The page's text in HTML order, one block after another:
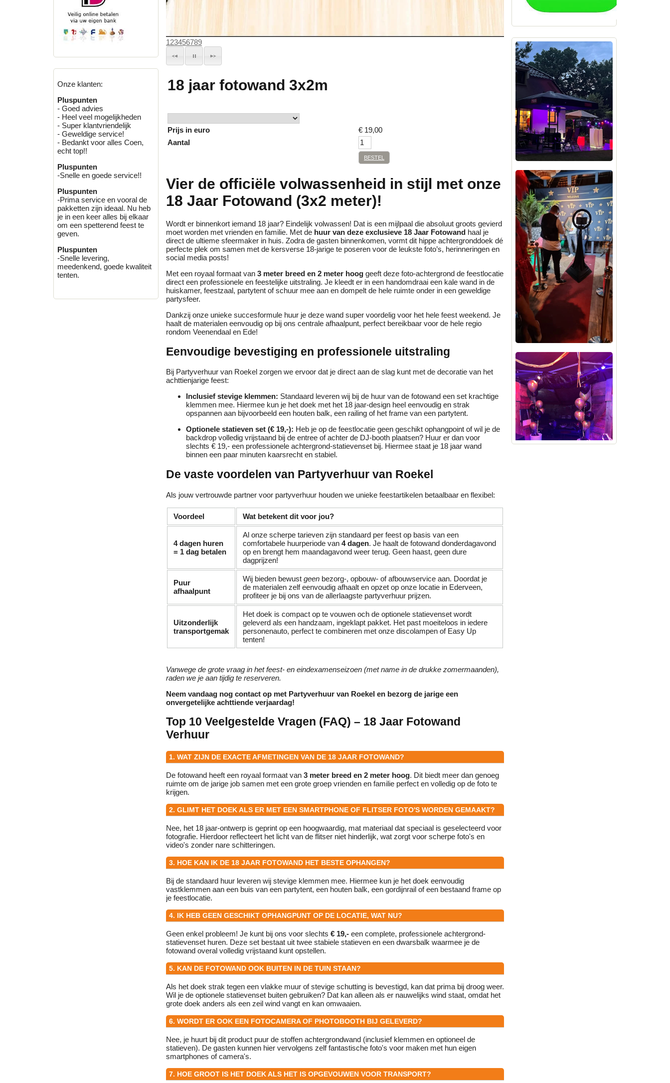
Onze klanten:
Pluspunten
- Goed advies
- Heel veel mogelijkheden
- Super klantvriendelijk
- Geweldige service!
- Bedankt voor alles Coen,
echt top!!
Pluspunten
-Snelle en goede service!!
Pluspunten
-Prima service en vooral de
pakketten zijn ideaal. Nu heb
je in een keer alles bij elkaar
om een spetterend feest te
geven.
Pluspunten
-Snelle levering,
meedenkend, goede kwaliteit
tenten.
123456789
18 jaar fotowand 3x2m
Prijs in euro € 19,00
Aantal
BESTEL
Vier de officiële volwassenheid in stijl met onze
18 Jaar Fotowand (3x2 meter)!
Wordt er binnenkort iemand 18 jaar? Eindelijk volwassen! Dat is een mijlpaal die absoluut groots gevierd
moet worden met vrienden en familie. Met de huur van deze exclusieve 18 Jaar Fotowand haal je
direct de ultieme sfeermaker in huis. Zodra de gasten binnenkomen, vormt dit hippe achtergronddoek dé
perfecte plek om samen met de kersverse 18-jarige te poseren voor de leukste foto’s, herinneringen en
social media posts!
Met een royaal formaat van 3 meter breed en 2 meter hoog geeft deze foto-achtergrond de feestlocatie
direct een professionele en feestelijke uitstraling. Je kleedt er in een handomdraai een kale wand in de
huiskamer, feestzaal, partytent of schuur mee aan en dompelt de hele ruimte onder in een geweldige
partysfeer.
Dankzij onze unieke succesformule huur je deze wand super voordelig voor het hele feest weekend. Je
haalt de materialen eenvoudig op bij ons centrale afhaalpunt, perfect bereikbaar voor de hele regio
rondom Veenendaal en Ede!
Eenvoudige bevestiging en professionele uitstraling
Bij Partyverhuur van Roekel zorgen we ervoor dat je direct aan de slag kunt met de decoratie van het
achttienjarige feest:
Inclusief stevige klemmen: Standaard leveren wij bij de huur van de fotowand een set krachtige
klemmen mee. Hiermee kun je het doek met het 18 jaar-design heel eenvoudig en strak
opspannen aan bijvoorbeeld een houten balk, een railing of het frame van een partytent.
Optionele statieven set (€ 19,-): Heb je op de feestlocatie geen geschikt ophangpoint of wil je de
backdrop volledig vrijstaand bij de entree of achter de DJ-booth plaatsen? Huur er dan voor
slechts € 19,- een professionele achtergrond-statievenset bij. Hiermee staat je 18 jaar wand
binnen een paar minuten kaarsrecht en stabiel.
De vaste voordelen van Partyverhuur van Roekel
Als jouw vertrouwde partner voor partyverhuur houden we unieke feestartikelen betaalbaar en flexibel:
Voordeel Wat betekent dit voor jou?
4 dagen huren
= 1 dag betalen
Al onze scherpe tarieven zijn standaard per feest op basis van een
comfortabele huurperiode van 4 dagen. Je haalt de fotowand donderdagavond
op en brengt hem maandagavond weer terug. Geen haast, geen dure
dagprijzen!
Puur
afhaalpunt
Wij bieden bewust geen bezorg-, opbouw- of afbouwservice aan. Doordat je
de materialen zelf eenvoudig afhaalt en opzet op onze locatie in Ederveen,
profiteer je bij ons van de allerlaagste partyverhuur prijzen.
Uitzonderlijk
transportgemak
Het doek is compact op te vouwen och de optionele statievenset wordt
geleverd als een handzaam, ingeklapt pakket. Het past moeiteloos in iedere
personenauto, perfect te combineren met onze discolampen of Easy Up
tenten!
Vanwege de grote vraag in het feest- en eindexamenseizoen (met name in de drukke zomermaanden),
raden we je aan tijdig te reserveren.
Neem vandaag nog contact op met Partyverhuur van Roekel en bezorg de jarige een
onvergetelijke achttiende verjaardag!
Top 10 Veelgestelde Vragen (FAQ) – 18 Jaar Fotowand
Verhuur
1. WAT ZIJN DE EXACTE AFMETINGEN VAN DE 18 JAAR FOTOWAND?
De fotowand heeft een royaal formaat van 3 meter breed en 2 meter hoog. Dit biedt meer dan genoeg
ruimte om de jarige job samen met een grote groep vrienden en familie perfect en volledig op de foto te
krijgen.
2. GLIMT HET DOEK ALS ER MET EEN SMARTPHONE OF FLITSER FOTO'S WORDEN GEMAAKT?
Nee, het 18 jaar-ontwerp is geprint op een hoogwaardig, mat materiaal dat speciaal is geselecteerd voor
fotografie. Hierdoor reflecteert het licht van de flitser niet hinderlijk, wat zorgt voor scherpe foto's en
video's zonder nare schitteringen.
3. HOE KAN IK DE 18 JAAR FOTOWAND HET BESTE OPHANGEN?
Bij de standaard huur leveren wij stevige klemmen mee. Hiermee kun je het doek eenvoudig
vastklemmen aan een buis van een partytent, een houten balk, een gordijnrail of een bestaand frame op
je feestlocatie.
4. IK HEB GEEN GESCHIKT OPHANGPUNT OP DE LOCATIE, WAT NU?
Geen enkel probleem! Je kunt bij ons voor slechts € 19,- een complete, professionele achtergrond-
statievenset huren. Deze set bestaat uit twee stabiele statieven en een dwarsbalk waarmee je de
fotowand overal volledig vrijstaand kunt opstellen.
5. KAN DE FOTOWAND OOK BUITEN IN DE TUIN STAAN?
Als het doek strak tegen een vlakke muur of stevige schutting is bevestigd, kan dat prima bij droog weer.
Wil je de optionele statievenset buiten gebruiken? Dat kan alleen als er nauwelijks wind staat, omdat het
grote doek anders als een zeil wind vangt en kan omwaaien.
6. WORDT ER OOK EEN FOTOCAMERA OF PHOTOBOOTH BIJ GELEVERD?
Nee, je huurt bij dit product puur de stoffen achtergrondwand (inclusief klemmen en optioneel de
statieven). De gasten kunnen hier vervolgens zelf fantastische foto's voor maken met hun eigen
smartphones of camera's.
7. HOE GROOT IS HET DOEK ALS HET IS OPGEVOUWEN VOOR TRANSPORT?